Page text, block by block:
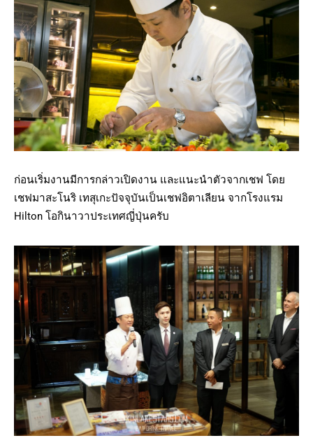
ก่อนเริ่มงานมีการกล่าวเปิดงาน และแนะนำตัวจากเชฟ โดย
เชฟมาสะโนริ เทสุเกะปัจจุบันเป็นเชฟอิตาเลียน จากโรงแรม
Hilton โอกินาวาประเทศญี่ปุ่นครับ